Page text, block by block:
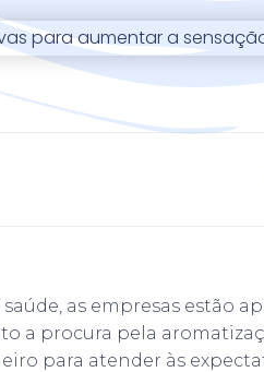
as empresas estão
a procura pela
para atender às